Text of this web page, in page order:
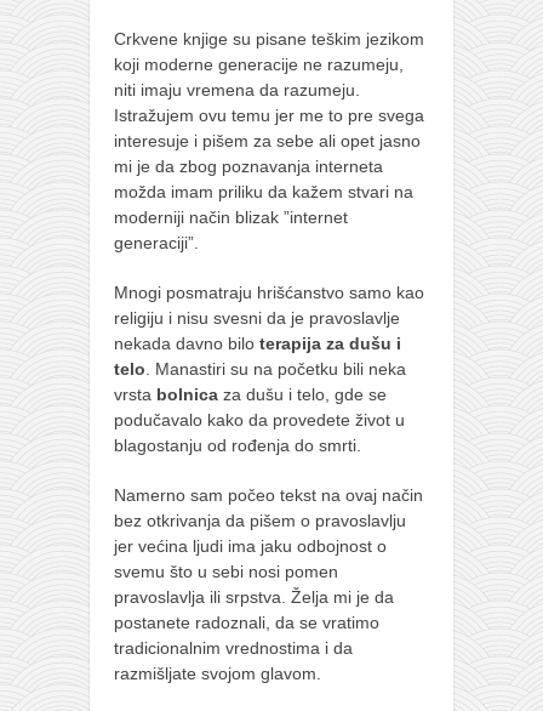
Crkvene knjige su pisane teškim jezikom
koji moderne generacije ne razumeju,
niti imaju vremena da razumeju.
Istražujem ovu temu jer me to pre svega
interesuje i pišem za sebe ali opet jasno
mi je da zbog poznavanja interneta
možda imam priliku da kažem stvari na
moderniji način blizak ”internet
generaciji”.
Mnogi posmatraju hrišćanstvo samo kao
religiju i nisu svesni da je pravoslavlje
nekada davno bilo terapija za dušu i
telo . Manastiri su na početku bili neka
vrsta bolnica za dušu i telo, gde se
podučavalo kako da provedete život u
blagostanju od rođenja do smrti.
Namerno sam počeo tekst na ovaj način
bez otkrivanja da pišem o pravoslavlju
jer većina ljudi ima jaku odbojnost o
svemu što u sebi nosi pomen
pravoslavlja ili srpstva. Želja mi je da
postanete radoznali, da se vratimo
tradicionalnim vrednostima i da
razmišljate svojom glavom.